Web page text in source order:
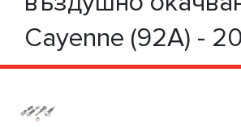
Cayenne (92A) -